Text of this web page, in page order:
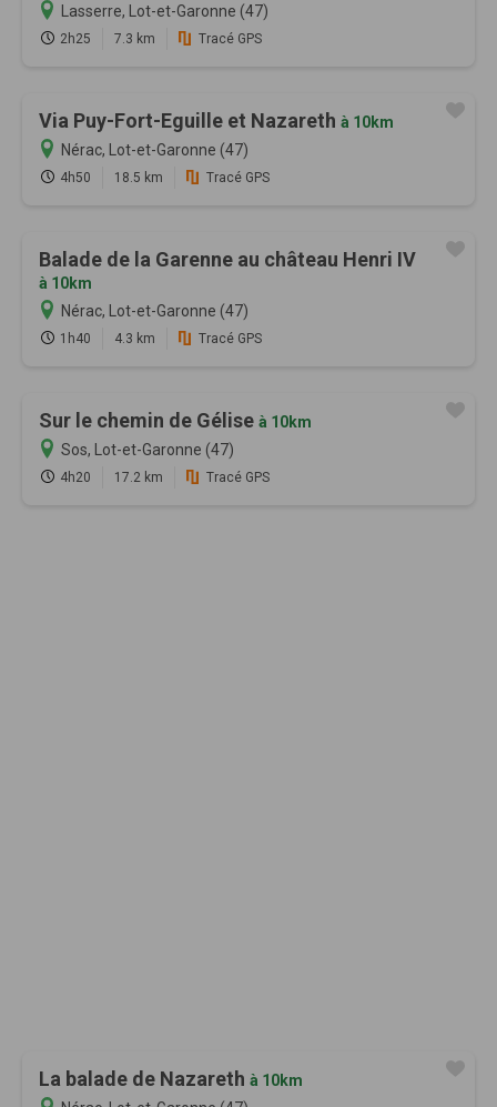
Lasserre, Lot-et-Garonne (47)
2h25 7.3 km Tracé GPS
Via Puy-Fort-Eguille et Nazareth à 10km
Nérac, Lot-et-Garonne (47)
4h50 18.5 km Tracé GPS
Balade de la Garenne au château Henri IV
à 10km
Nérac, Lot-et-Garonne (47)
1h40 4.3 km Tracé GPS
Sur le chemin de Gélise à 10km
Sos, Lot-et-Garonne (47)
4h20 17.2 km Tracé GPS
La balade de Nazareth à 10km